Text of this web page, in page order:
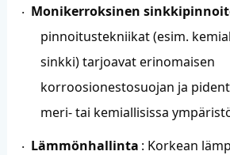
· Monikerroksinen
pinnoitustekniikat (esim.
sinkki) tarjoavat erinomaisen
korroosionestosuojan ja
meri- tai kemiallisissa
· Lämmönhallinta : Korkean